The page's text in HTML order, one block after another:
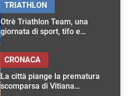
Otrè Triathlon Team, una
giornata di sport, tifo e
TRIATHLON
La città piange la prematura
scomparsa di Vitiana
CRONACA